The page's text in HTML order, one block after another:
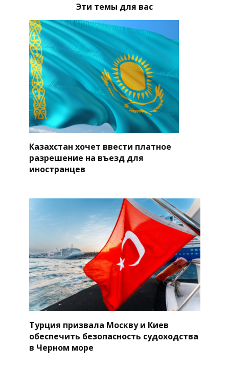
Эти темы для вас
Казахстан хочет ввести платное
разрешение на въезд для
иностранцев
Турция призвала Москву и Киев
обеспечить безопасность судоходства
в Черном море